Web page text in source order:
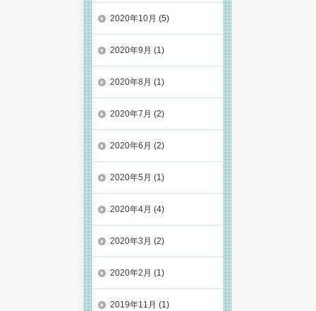
2020年10月 (5)
2020年9月 (1)
2020年8月 (1)
2020年7月 (2)
2020年6月 (2)
2020年5月 (1)
2020年4月 (4)
2020年3月 (2)
2020年2月 (1)
2019年11月 (1)